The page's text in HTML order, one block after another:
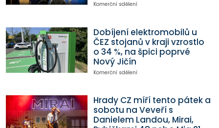
Komerční sdělení
Dobíjení elektromobilů u
ČEZ stojanů v kraji vzrostlo
o 34 %, na špici poprvé
Nový Jičín
Komerční sdělení
Hrady CZ míří tento pátek a
sobotu na Veveří s
Danielem Landou, Mirai,